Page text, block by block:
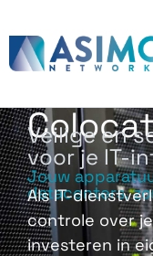
Veilige en
voor je IT-
Jouw
datacenters,
Als IT-
controle over
investeren in